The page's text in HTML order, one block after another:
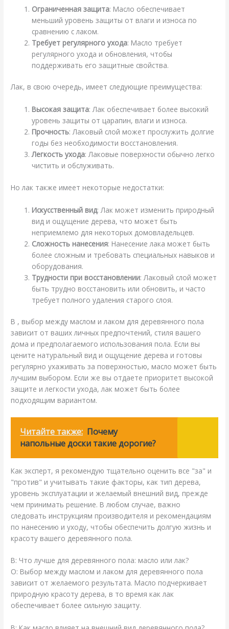
Ограниченная защита: Масло обеспечивает
меньший уровень защиты от влаги и износа по
сравнению с лаком.
Требует регулярного ухода: Масло требует
регулярного ухода и обновления, чтобы
поддерживать его защитные свойства.
Лак, в свою очередь, имеет следующие преимущества:
Высокая защита: Лак обеспечивает более высокий
уровень защиты от царапин, влаги и износа.
Прочность: Лаковый слой может прослужить долгие
годы без необходимости восстановления.
Легкость ухода: Лаковые поверхности обычно легко
чистить и обслуживать.
Но лак также имеет некоторые недостатки:
Искусственный вид: Лак может изменить природный
вид и ощущение дерева, что может быть
неприемлемо для некоторых домовладельцев.
Сложность нанесения: Нанесение лака может быть
более сложным и требовать специальных навыков и
оборудования.
Трудности при восстановлении: Лаковый слой может
быть трудно восстановить или обновить, и часто
требует полного удаления старого слоя.
В , выбор между маслом и лаком для деревянного пола
зависит от ваших личных предпочтений, стиля вашего
дома и предполагаемого использования пола. Если вы
цените натуральный вид и ощущение дерева и готовы
регулярно ухаживать за поверхностью, масло может быть
лучшим выбором. Если же вы отдаете приоритет высокой
защите и легкости ухода, лак может быть более
подходящим вариантом.
Читайте также: Почему
напольные доски такие дорогие?
Как эксперт, я рекомендую тщательно оценить все "за" и
"против" и учитывать такие факторы, как тип дерева,
уровень эксплуатации и желаемый внешний вид, прежде
чем принимать решение. В любом случае, важно
следовать инструкциям производителя и рекомендациям
по нанесению и уходу, чтобы обеспечить долгую жизнь и
красоту вашего деревянного пола.
В: Что лучше для деревянного пола: масло или лак?
О: Выбор между маслом и лаком для деревянного пола
зависит от желаемого результата. Масло подчеркивает
природную красоту дерева, в то время как лак
обеспечивает более сильную защиту.